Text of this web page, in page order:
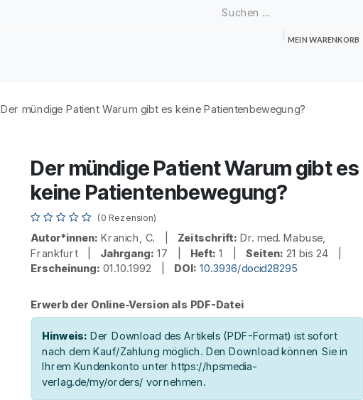
MEIN WARENKORB
Der mündige Patient Warum gibt es keine Patientenbewegung?
Der mündige Patient Warum gibt es
keine Patientenbewegung?
(0 Rezension)
Autor*innen: Kranich, C. | Zeitschrift: Dr. med. Mabuse,
Frankfurt | Jahrgang: 17 | Heft: 1 | Seiten: 21 bis 24 |
Erscheinung: 01.10.1992 | DOI: 10.3936/docid28295
Erwerb der Online-Version als PDF-Datei
Hinweis: Der Download des Artikels (PDF-Format) ist sofort
nach dem Kauf/Zahlung möglich. Den Download können Sie in
Ihrem Kundenkonto unter https://hpsmedia-
verlag.de/my/orders/ vornehmen.